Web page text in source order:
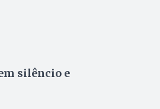
silêncio e